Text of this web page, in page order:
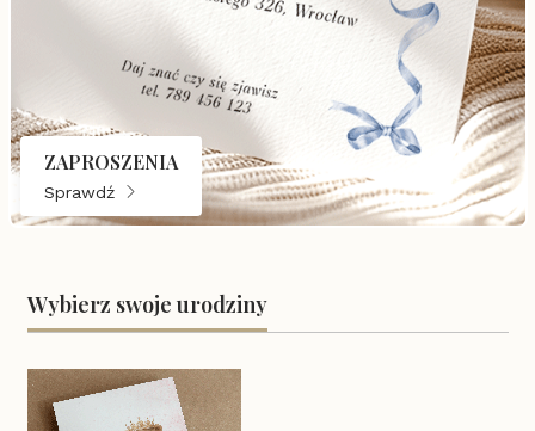
ZAPROSZENIA
Sprawdź
Wybierz swoje urodziny